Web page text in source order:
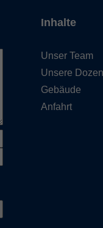
Inhalte
Unser Team
Unsere
Gebäude
Anfahrt